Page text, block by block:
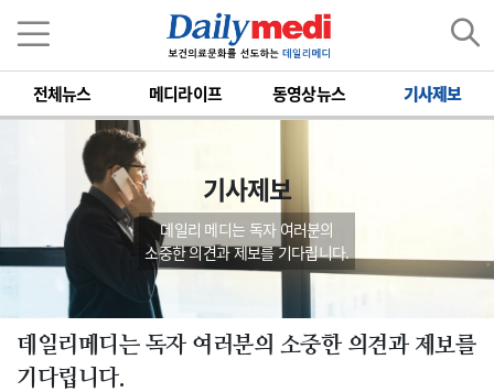
전체뉴스 메디라이프 동영상뉴스 기사제보
기사제보
데일리 메디는 독자 여러분의
소중한 의견과 제보를 기다립니다.
데일리메디는 독자 여러분의 소중한 의견과 제보를
기다립니다.